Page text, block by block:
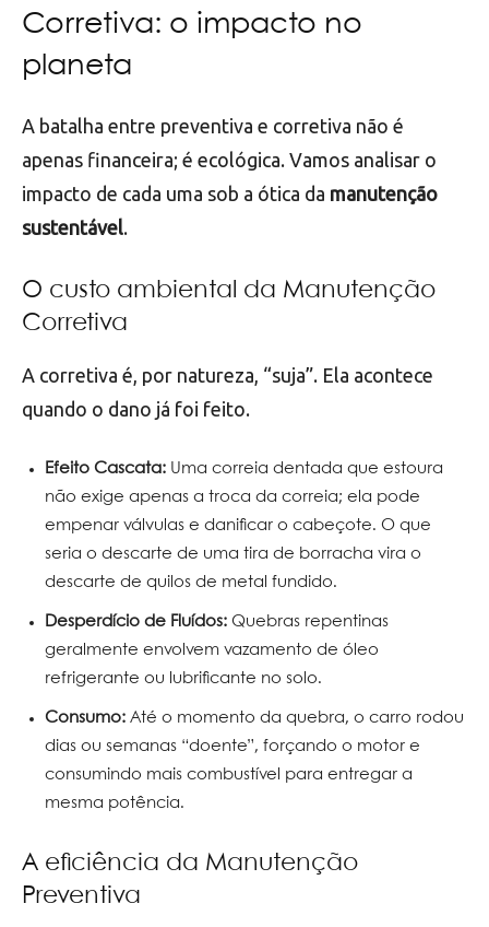
Corretiva: o impacto no
planeta
A batalha entre preventiva e corretiva não é
apenas financeira; é ecológica. Vamos analisar o
impacto de cada uma sob a ótica da manutenção
sustentável.
O custo ambiental da Manutenção
Corretiva
A corretiva é, por natureza, “suja”. Ela acontece
quando o dano já foi feito.
Efeito Cascata: Uma correia dentada que estoura
não exige apenas a troca da correia; ela pode
empenar válvulas e danificar o cabeçote. O que
seria o descarte de uma tira de borracha vira o
descarte de quilos de metal fundido.
Desperdício de Fluídos: Quebras repentinas
geralmente envolvem vazamento de óleo
refrigerante ou lubrificante no solo.
Consumo: Até o momento da quebra, o carro rodou
dias ou semanas “doente”, forçando o motor e
consumindo mais combustível para entregar a
mesma potência.
A eficiência da Manutenção
Preventiva